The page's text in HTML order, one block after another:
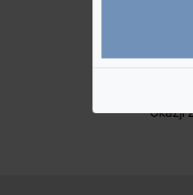
Dołącz do
okazji